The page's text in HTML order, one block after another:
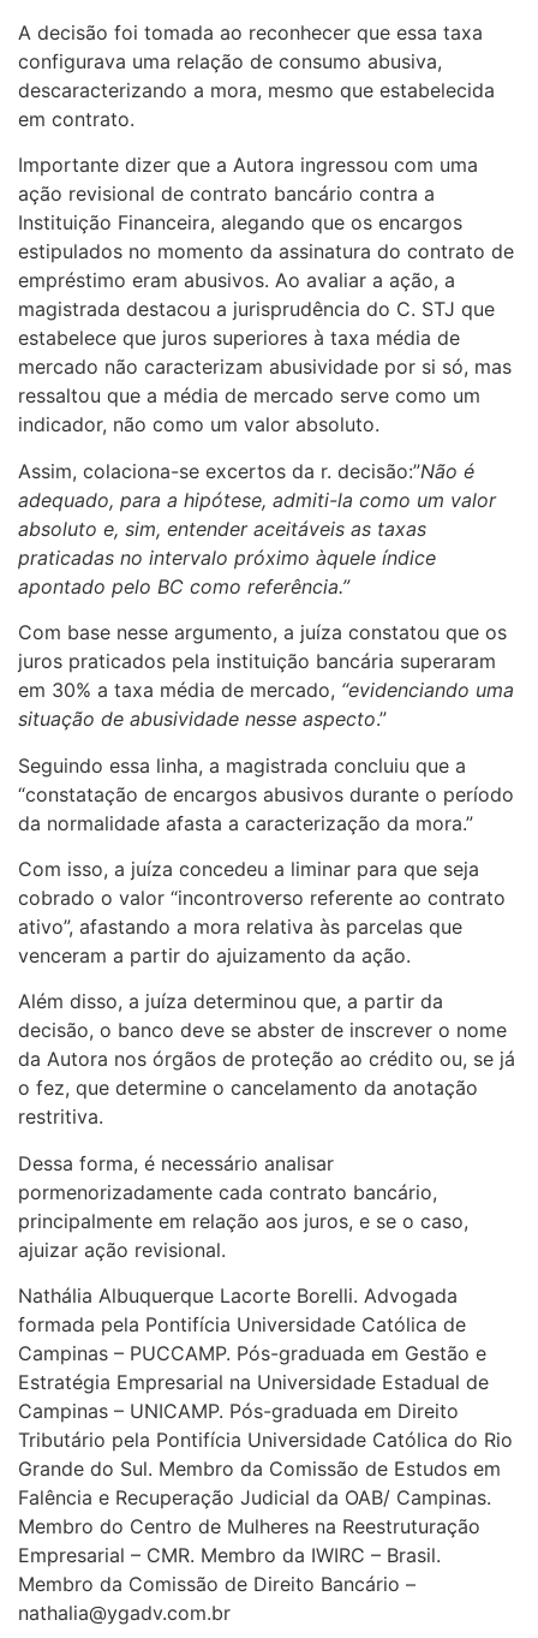
A decisão foi tomada ao reconhecer que essa taxa
configurava uma relação de consumo abusiva,
descaracterizando a mora, mesmo que estabelecida
em contrato.
Importante dizer que a Autora ingressou com uma
ação revisional de contrato bancário contra a
Instituição Financeira, alegando que os encargos
estipulados no momento da assinatura do contrato de
empréstimo eram abusivos. Ao avaliar a ação, a
magistrada destacou a jurisprudência do C. STJ que
estabelece que juros superiores à taxa média de
mercado não caracterizam abusividade por si só, mas
ressaltou que a média de mercado serve como um
indicador, não como um valor absoluto.
Assim, colaciona-se excertos da r. decisão:”Não é
adequado, para a hipótese, admiti-la como um valor
absoluto e, sim, entender aceitáveis as taxas
praticadas no intervalo próximo àquele índice
apontado pelo BC como referência.”
Com base nesse argumento, a juíza constatou que os
juros praticados pela instituição bancária superaram
em 30% a taxa média de mercado, “evidenciando uma
situação de abusividade nesse aspecto.”
Seguindo essa linha, a magistrada concluiu que a
“constatação de encargos abusivos durante o período
da normalidade afasta a caracterização da mora.”
Com isso, a juíza concedeu a liminar para que seja
cobrado o valor “incontroverso referente ao contrato
ativo”, afastando a mora relativa às parcelas que
venceram a partir do ajuizamento da ação.
Além disso, a juíza determinou que, a partir da
decisão, o banco deve se abster de inscrever o nome
da Autora nos órgãos de proteção ao crédito ou, se já
o fez, que determine o cancelamento da anotação
restritiva.
Dessa forma, é necessário analisar
pormenorizadamente cada contrato bancário,
principalmente em relação aos juros, e se o caso,
ajuizar ação revisional.
Nathália Albuquerque Lacorte Borelli. Advogada
formada pela Pontifícia Universidade Católica de
Campinas – PUCCAMP. Pós-graduada em Gestão e
Estratégia Empresarial na Universidade Estadual de
Campinas – UNICAMP. Pós-graduada em Direito
Tributário pela Pontifícia Universidade Católica do Rio
Grande do Sul. Membro da Comissão de Estudos em
Falência e Recuperação Judicial da OAB/ Campinas.
Membro do Centro de Mulheres na Reestruturação
Empresarial – CMR. Membro da IWIRC – Brasil.
Membro da Comissão de Direito Bancário –
nathalia@ygadv.com.br